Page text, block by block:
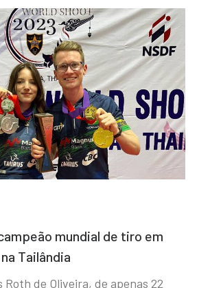
mundial de tiro em
Tailândia
Roth de Oliveira, de apenas 22